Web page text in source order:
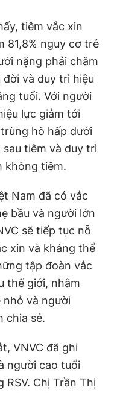
tiêm vắc xin
81,8% nguy cơ trẻ
nặng phải chăm
và duy trì hiệu
tuổi. Với người
lực giảm tới
hô hấp dưới
tiêm và duy trì
không tiêm.
Nam đã có vắc
bầu và người lớn
sẽ tiếp tục nỗ
xin và kháng thể
tập đoàn vắc
thế giới, nhằm
và người
chia sẻ.
VNVC đã ghi
người cao tuổi
Chị Trần Thị